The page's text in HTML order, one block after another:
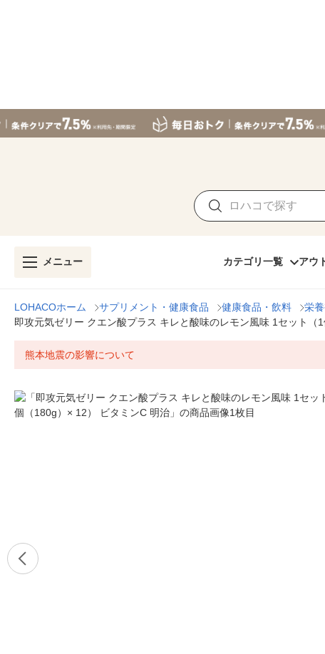
メニュー カテゴリ一覧 アウ
LOHACOホーム サプリメント・健康食品 健康食品・飲料 栄
即攻元気ゼリー クエン酸プラス キレと酸味のレモン風味 1セット（
熊本地震の影響について